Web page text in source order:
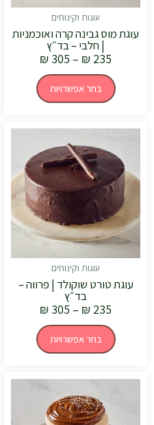
עוגות וקינוחים
עוגת מוס גבינה קרה ואוכמניות
| חלבי – בד״ץ
₪ 235
–
₪ 305
בחר אפשרויות
עוגות וקינוחים
עוגת טורט שוקולד | פרווה –
בד״ץ
₪ 235
–
₪ 305
טווח
עד
בחר אפשרויות
למוצר
יש
מספר
סוגים.
ניתן
לבחור
את
האפשרויות